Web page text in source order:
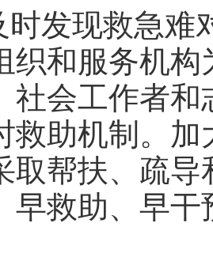
时发现救急难
织和服务机
社会工作者
救助机制。
取帮扶、疏
早救助、早